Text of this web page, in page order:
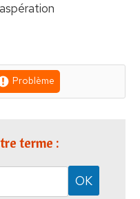
Problème
terme :